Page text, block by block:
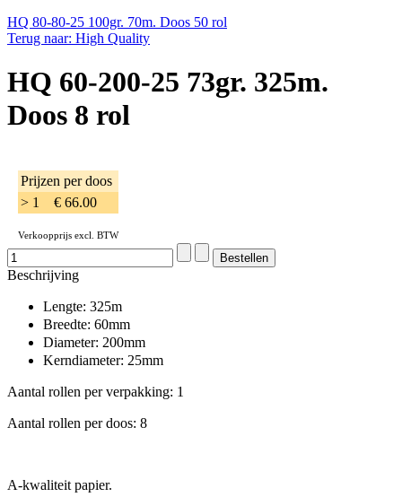
HQ 80-80-25 100gr. 70m. Doos 50 rol
Terug naar: High Quality
HQ 60-200-25 73gr. 325m.
Doos 8 rol
Prijzen per doos
> 1
€ 66.00
Verkoopprijs excl. BTW
Beschrijving
Lengte: 325m
Breedte: 60mm
Diameter: 200mm
Kerndiameter: 25mm
Aantal rollen per verpakking: 1
Aantal rollen per doos: 8
A-kwaliteit papier.